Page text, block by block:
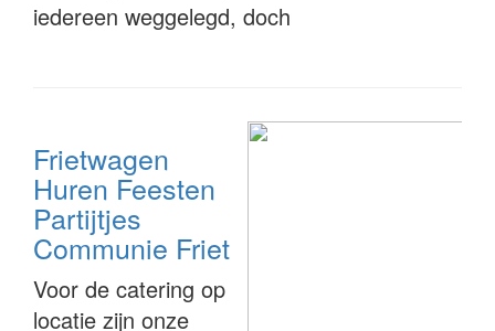
iedereen weggelegd, doch
Frietwagen
Huren Feesten
Partijtjes
Communie Friet
Voor de catering op
locatie zijn onze